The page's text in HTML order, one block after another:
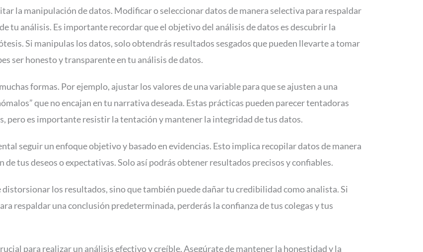
la manipulación de datos. Modificar o seleccionar datos de manera selectiva para respaldar
tu análisis. Es importante recordar que el objetivo del análisis de datos es descubrir la
Si manipulas los datos, solo obtendrás resultados sesgados que pueden llevarte a tomar
ser honesto y transparente en tu análisis de datos.
formas. Por ejemplo, ajustar los valores de una variable para que se ajusten a una
que no encajan en tu narrativa deseada. Estas prácticas pueden parecer tentadoras
pero es importante resistir la tentación y mantener la integridad de tus datos.
seguir un enfoque objetivo y basado en evidencias. Esto implica recopilar datos de manera
tus deseos o expectativas. Solo así podrás obtener resultados precisos y confiables.
los resultados, sino que también puede dañar tu credibilidad como analista. Si
respaldar una conclusión predeterminada, perderás la confianza de tus colegas y tus
para realizar un análisis efectivo y creíble. Asegúrate de mantener la honestidad y la